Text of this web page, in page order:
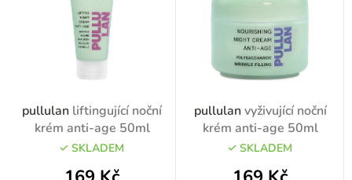
pullulan liftingující noční
krém anti-age 50ml
SKLADEM
pullulanvyživující noční
krém anti-age 50ml
SKLADEM